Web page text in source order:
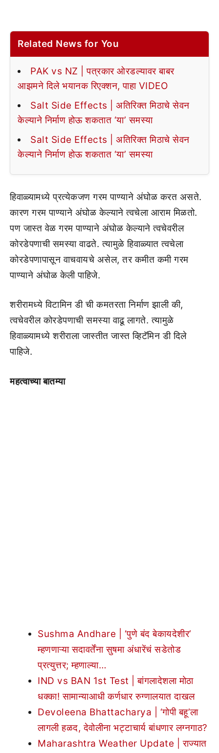
Related News for You
PAK vs NZ | पत्रकार ओरडल्यावर बाबर
आझमने दिले भयानक रिएक्शन, पाहा VIDEO
Salt Side Effects | अतिरिक्त मिठाचे सेवन
केल्याने निर्माण होऊ शकतात ‘या’ समस्या
Salt Side Effects | अतिरिक्त मिठाचे सेवन
केल्याने निर्माण होऊ शकतात ‘या’ समस्या
हिवाळ्यामध्ये प्रत्येकजण गरम पाण्याने अंघोळ करत असते.
कारण गरम पाण्याने अंघोळ केल्याने त्वचेला आराम मिळतो.
पण जास्त वेळ गरम पाण्याने अंघोळ केल्याने त्वचेवरील
कोरडेपणाची समस्या वाढते. त्यामुळे हिवाळ्यात त्वचेला
कोरडेपणापासून वाचवायचे असेल, तर कमीत कमी गरम
पाण्याने अंघोळ केली पाहिजे.
शरीरामध्ये विटामिन डी ची कमतरता निर्माण झाली की,
त्वचेवरील कोरडेपणाची समस्या वाढू लागते. त्यामुळे
हिवाळ्यामध्ये शरीराला जास्तीत जास्त व्हिटॅमिन डी दिले
पाहिजे.
महत्वाच्या बातम्या
Sushma Andhare | ‘पुणे बंद बेकायदेशीर’
म्हणणाऱ्या सदावर्तेंना सुषमा अंधारेंचं सडेतोड
प्रत्युत्तर; म्हणाल्या…
IND vs BAN 1st Test | बांगलादेशला मोठा
धक्का! सामान्याआधी कर्णधार रुग्णालयात दाखल
Devoleena Bhattacharya | ‘गोपी बहू’ला
लागली हळद, देवोलीना भट्टाचार्य बांधणार लग्नगाठ?
Maharashtra Weather Update | राज्यात